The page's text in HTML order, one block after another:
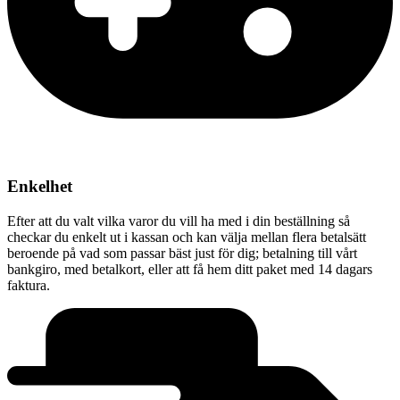
Enkelhet
Efter att du valt vilka varor du vill ha med i din beställning så
checkar du enkelt ut i kassan och kan välja mellan flera betalsätt
beroende på vad som passar bäst just för dig; betalning till vårt
bankgiro, med betalkort, eller att få hem ditt paket med 14 dagars
faktura.